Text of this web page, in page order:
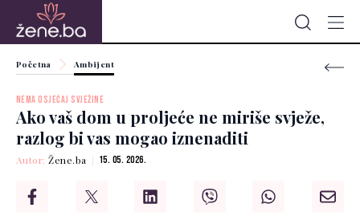
Početna Ambijent
NEMA OSJEĆAJ SVJEŽINE
Ako vaš dom u proljeće ne miriše svježe,
razlog bi vas mogao iznenaditi
Autor:Žene.ba 15. 05. 2026.